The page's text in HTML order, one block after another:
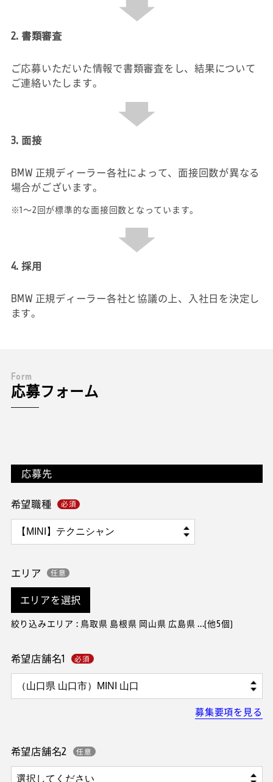
2. 書類審査
ご応募いただいた情報で書類審査をし、結果について
ご連絡いたします。
3. 面接
BMW 正規ディーラー各社によって、面接回数が異なる
場合がございます。
※1～2回が標準的な面接回数となっています。
4. 採用
BMW 正規ディーラー各社と協議の上、入社日を決定し
ます。
Form
応募フォーム
応募先
希望職種
エリア
エリアを選択
絞り込みエリア : 鳥取県 島根県 岡山県 広島県 ...(他5個)
希望店舗名1
募集要項を見る
希望店舗名2